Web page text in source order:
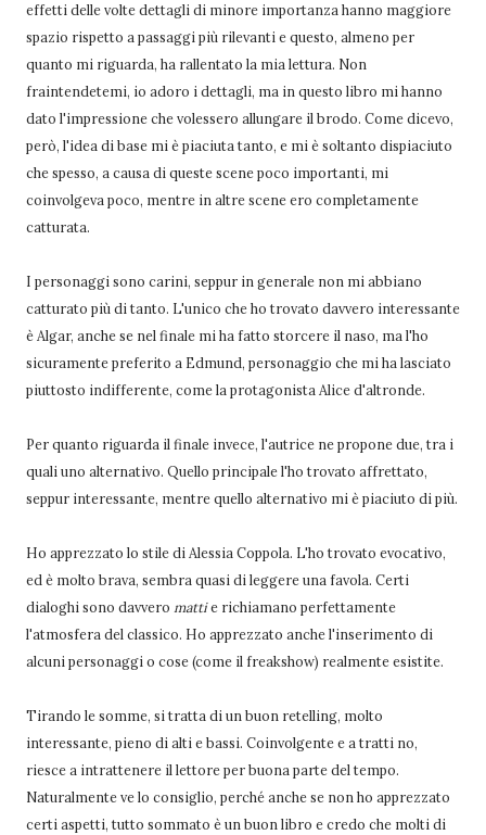
effetti delle volte dettagli di minore importanza hanno maggiore
spazio rispetto a passaggi più rilevanti e questo, almeno per
quanto mi riguarda, ha rallentato la mia lettura. Non
fraintendetemi, io adoro i dettagli, ma in questo libro mi hanno
dato l'impressione che volessero allungare il brodo. Come dicevo,
però, l'idea di base mi è piaciuta tanto, e mi è soltanto dispiaciuto
che spesso, a causa di queste scene poco importanti, mi
coinvolgeva poco, mentre in altre scene ero completamente
catturata.
I personaggi sono carini, seppur in generale non mi abbiano
catturato più di tanto. L'unico che ho trovato davvero interessante
è Algar, anche se nel finale mi ha fatto storcere il naso, ma l'ho
sicuramente preferito a Edmund, personaggio che mi ha lasciato
piuttosto indifferente, come la protagonista Alice d'altronde.
Per quanto riguarda il finale invece, l'autrice ne propone due, tra i
quali uno alternativo. Quello principale l'ho trovato affrettato,
seppur interessante, mentre quello alternativo mi è piaciuto di più.
Ho apprezzato lo stile di Alessia Coppola. L'ho trovato evocativo,
ed è molto brava, sembra quasi di leggere una favola. Certi
dialoghi sono davvero mattie richiamano perfettamente
l'atmosfera del classico. Ho apprezzato anche l'inserimento di
alcuni personaggi o cose (come il freakshow) realmente esistite.
Tirando le somme, si tratta di un buon retelling, molto
interessante, pieno di alti e bassi. Coinvolgente e a tratti no,
riesce a intrattenere il lettore per buona parte del tempo.
Naturalmente ve lo consiglio, perché anche se non ho apprezzato
certi aspetti, tutto sommato è un buon libro e credo che molti di